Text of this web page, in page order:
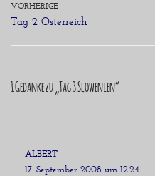
VORHERIGE
Tag 2 Österreich
1 Gedanke zu „Tag 3 Slowenien“
ALBERT
17. September 2008 um 12:24